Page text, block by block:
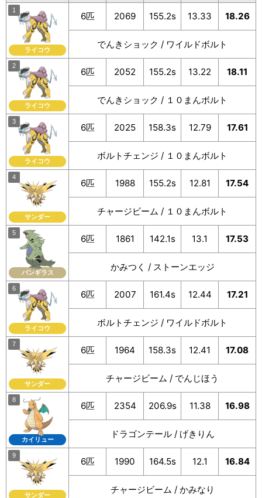
ライコウ
6匹 2069 155.2s 13.33 18.26
でんきショック / ワイルドボルト
ライコウ
6匹 2052 155.2s 13.22 18.11
でんきショック / １０まんボルト
ライコウ
6匹 2025 158.3s 12.79 17.61
ボルトチェンジ / １０まんボルト
サンダー
6匹 1988 155.2s 12.81 17.54
チャージビーム / １０まんボルト
バンギラス
6匹 1861 142.1s 13.1 17.53
かみつく / ストーンエッジ
ライコウ
6匹 2007 161.4s 12.44 17.21
ボルトチェンジ / ワイルドボルト
サンダー
6匹 1964 158.3s 12.41 17.08
チャージビーム / でんじほう
カイリュー
6匹 2354 206.9s 11.38 16.98
ドラゴンテール / げきりん
サンダー
6匹 1990 164.5s 12.1 16.84
チャージビーム / かみなり